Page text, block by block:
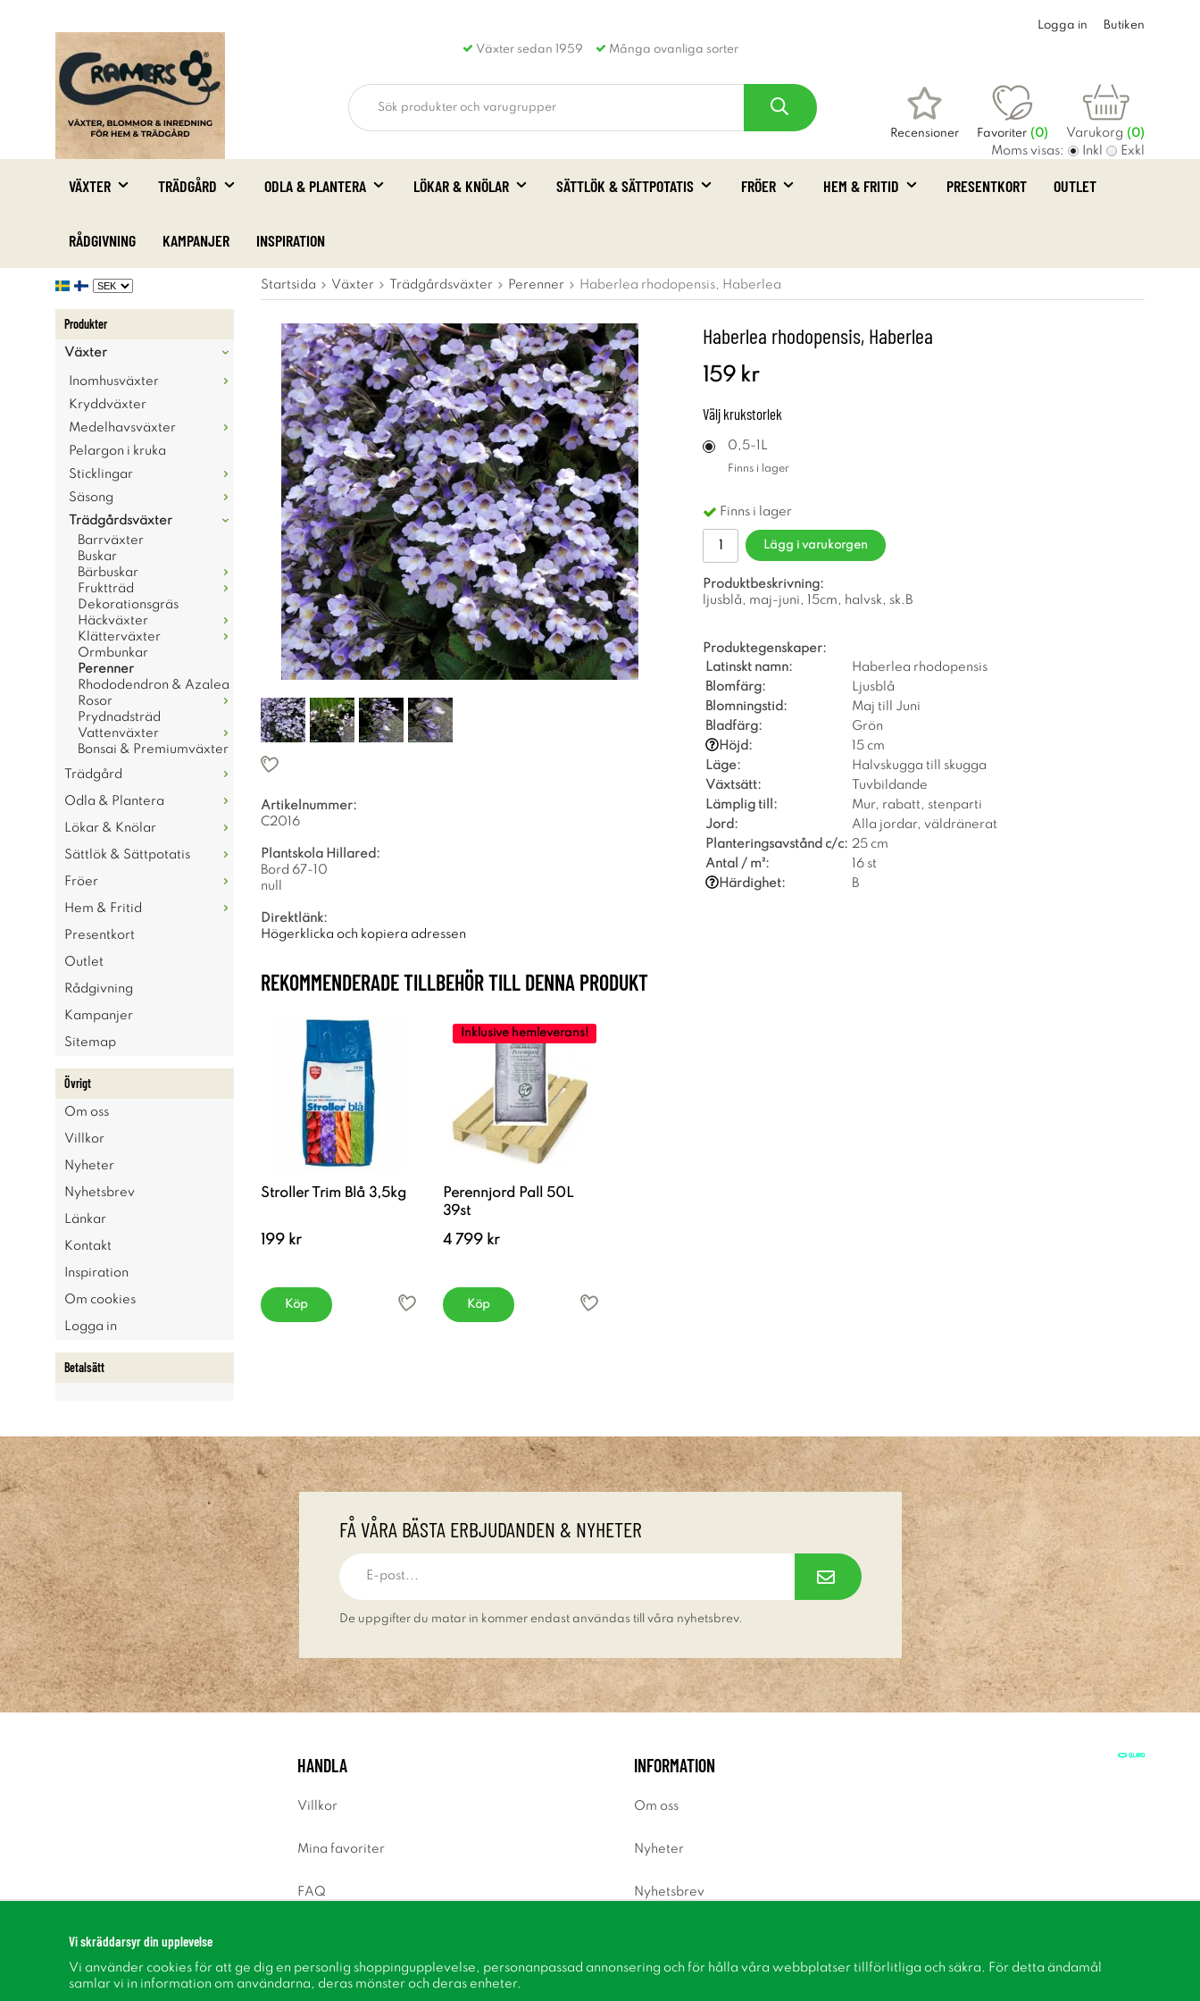
Växter sedan 1959 Många ovanliga sorter
Logga in Butiken
Recensioner Favoriter (0) Varukorg (0)
Moms visas: Inkl Exkl
VÄXTER TRÄDGÅRD ODLA & PLANTERA LÖKAR & KNÖLAR SÄTTLÖK & SÄTTPOTATIS FRÖER HEM & FRITID PRESENTKORT OUTLET
RÅDGIVNING KAMPANJER INSPIRATION
Produkter
Växter
Inomhusväxter
Kryddväxter
Medelhavsväxter
Pelargon i kruka
Sticklingar
Säsong
Trädgårdsväxter
Barrväxter
Buskar
Bärbuskar
Fruktträd
Dekorationsgräs
Häckväxter
Klätterväxter
Ormbunkar
Perenner
Rhododendron & Azalea
Rosor
Prydnadsträd
Vattenväxter
Bonsai & Premiumväxter
Trädgård
Odla & Plantera
Lökar & Knölar
Sättlök & Sättpotatis
Fröer
Hem & Fritid
Presentkort
Outlet
Rådgivning
Kampanjer
Sitemap
Övrigt
Om oss
Villkor
Nyheter
Nyhetsbrev
Länkar
Kontakt
Inspiration
Om cookies
Logga in
Betalsätt
Startsida Växter Trädgårdsväxter Perenner Haberlea rhodopensis, Haberlea
Haberlea rhodopensis, Haberlea
159 kr
Välj krukstorlek
0,5-1L
Finns i lager
Finns i lager
Lägg i varukorgen
Produktbeskrivning:
ljusblå, maj-juni, 15cm, halvsk, sk.B
Produktegenskaper:
Latinskt namn:
Haberlea rhodopensis
Blomfärg:
Ljusblå
Blomningstid:
Maj till Juni
Bladfärg:
Grön
Höjd:
15 cm
Läge:
Halvskugga till skugga
Växtsätt:
Tuvbildande
Lämplig till:
Mur, rabatt, stenparti
Jord:
Alla jordar, väldränerat
Planteringsavstånd c/c: 25 cm
Antal / m²:
16 st
Härdighet:
B
Artikelnummer:
C2016
Plantskola Hillared:
Bord 67-10
null
Direktlänk:
Högerklicka och kopiera adressen
REKOMMENDERADE TILLBEHÖR TILL DENNA PRODUKT
Stroller Trim Blå 3,5kg
199 kr
Köp
Inklusive hemleverans!
Perennjord Pall 50L
39st
4 799 kr
Köp
FÅ VÅRA BÄSTA ERBJUDANDEN & NYHETER
De uppgifter du matar in kommer endast användas till våra nyhetsbrev.
HANDLA
Villkor
Mina favoriter
FAQ
INFORMATION
Om oss
Nyheter
Nyhetsbrev
Inspiration
Vi skräddarsyr din upplevelse
Vi använder cookies för att ge dig en personlig shoppingupplevelse, personanpassad annonsering och för hålla våra webbplatser tillförlitliga och säkra. För detta ändamål
samlar vi in information om användarna, deras mönster och deras enheter.